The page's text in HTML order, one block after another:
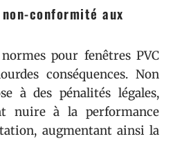
conformité aux
pour fenêtres PVC
conséquences. Non
à des pénalités légales,
nuire à la performance
augmentant ainsi la